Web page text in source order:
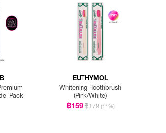
Pack
EUTHYMOL
Whitening Toothbrush
(Pink/White)
฿159฿179 (11%)